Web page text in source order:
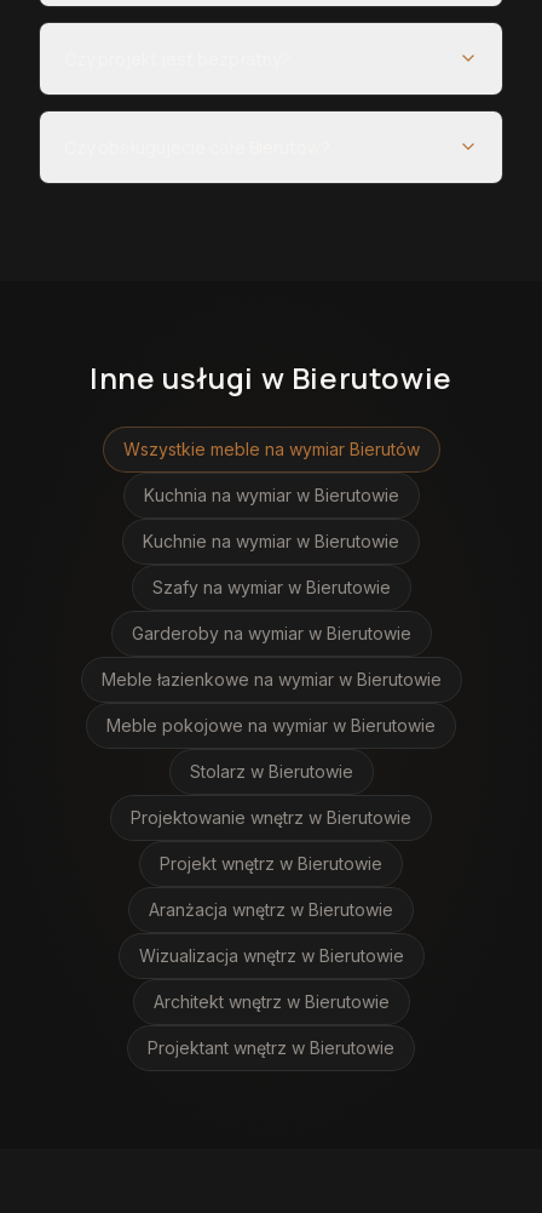
Inne usługi w Bierutowie
Wszystkie meble na wymiar Bierutów
Kuchnia na wymiar w Bierutowie
Kuchnie na wymiar w Bierutowie
Szafy na wymiar w Bierutowie
Garderoby na wymiar w Bierutowie
Meble łazienkowe na wymiar w Bierutowie
Meble pokojowe na wymiar w Bierutowie
Stolarz w Bierutowie
Projektowanie wnętrz w Bierutowie
Projekt wnętrz w Bierutowie
Aranżacja wnętrz w Bierutowie
Wizualizacja wnętrz w Bierutowie
Architekt wnętrz w Bierutowie
Projektant wnętrz w Bierutowie